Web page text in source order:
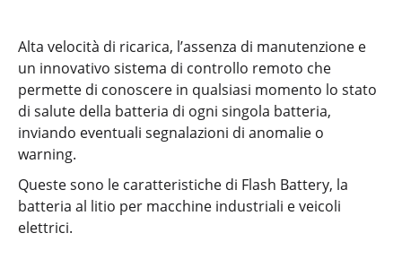
Alta velocità di ricarica, l’assenza di manutenzione e
un innovativo sistema di controllo remoto che
permette di conoscere in qualsiasi momento lo stato
di salute della batteria di ogni singola batteria,
inviando eventuali segnalazioni di anomalie o
warning.
Queste sono le caratteristiche di Flash Battery, la
batteria al litio per macchine industriali e veicoli
elettrici.